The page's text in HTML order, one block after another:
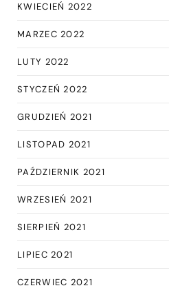
KWIECIEŃ 2022
MARZEC 2022
LUTY 2022
STYCZEŃ 2022
GRUDZIEŃ 2021
LISTOPAD 2021
PAŹDZIERNIK 2021
WRZESIEŃ 2021
SIERPIEŃ 2021
LIPIEC 2021
CZERWIEC 2021